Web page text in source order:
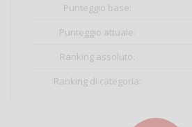
Punteggio base:
Punteggio attuale:
Ranking assoluto:
Ranking di categoria: